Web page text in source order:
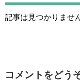
記事は見つかりませ
コメントをどう